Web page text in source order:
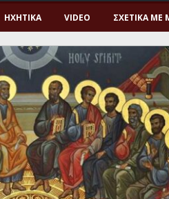
ΗΧΗΤΙΚΆ VIDEO ΣΧΕΤΙΚΆ ΜΕ